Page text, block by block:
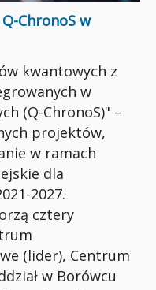
ChronoS w
kwantowych z
w
(Q-ChronoS)" –
projektów,
w ramach
dla
2027.
cztery
(lider), Centrum
w Borówcu